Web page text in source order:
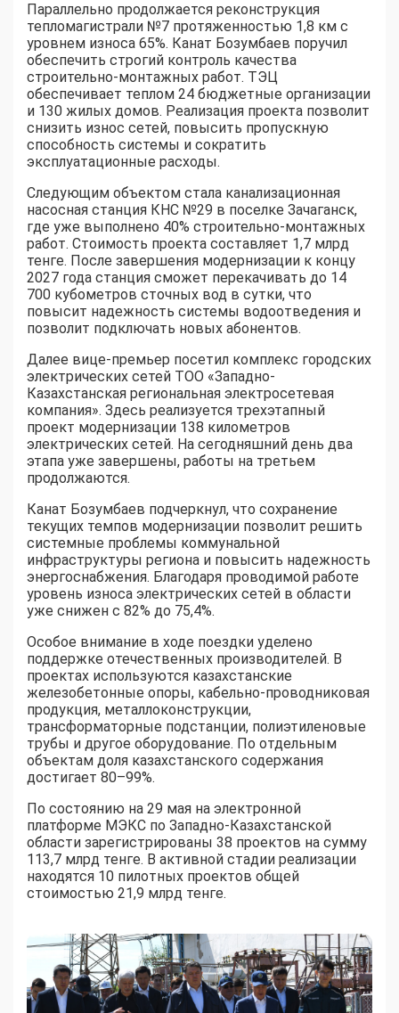
Параллельно продолжается реконструкция
тепломагистрали №7 протяженностью 1,8 км с
уровнем износа 65%. Канат Бозумбаев поручил
обеспечить строгий контроль качества
строительно-монтажных работ. ТЭЦ
обеспечивает теплом 24 бюджетные организации
и 130 жилых домов. Реализация проекта позволит
снизить износ сетей, повысить пропускную
способность системы и сократить
эксплуатационные расходы.
Следующим объектом стала канализационная
насосная станция КНС №29 в поселке Зачаганск,
где уже выполнено 40% строительно-монтажных
работ. Стоимость проекта составляет 1,7 млрд
тенге. После завершения модернизации к концу
2027 года станция сможет перекачивать до 14
700 кубометров сточных вод в сутки, что
повысит надежность системы водоотведения и
позволит подключать новых абонентов.
Далее вице-премьер посетил комплекс городских
электрических сетей ТОО «Западно-
Казахстанская региональная электросетевая
компания». Здесь реализуется трехэтапный
проект модернизации 138 километров
электрических сетей. На сегодняшний день два
этапа уже завершены, работы на третьем
продолжаются.
Канат Бозумбаев подчеркнул, что сохранение
текущих темпов модернизации позволит решить
системные проблемы коммунальной
инфраструктуры региона и повысить надежность
энергоснабжения. Благодаря проводимой работе
уровень износа электрических сетей в области
уже снижен с 82% до 75,4%.
Особое внимание в ходе поездки уделено
поддержке отечественных производителей. В
проектах используются казахстанские
железобетонные опоры, кабельно-проводниковая
продукция, металлоконструкции,
трансформаторные подстанции, полиэтиленовые
трубы и другое оборудование. По отдельным
объектам доля казахстанского содержания
достигает 80–99%.
По состоянию на 29 мая на электронной
платформе МЭКС по Западно-Казахстанской
области зарегистрированы 38 проектов на сумму
113,7 млрд тенге. В активной стадии реализации
находятся 10 пилотных проектов общей
стоимостью 21,9 млрд тенге.